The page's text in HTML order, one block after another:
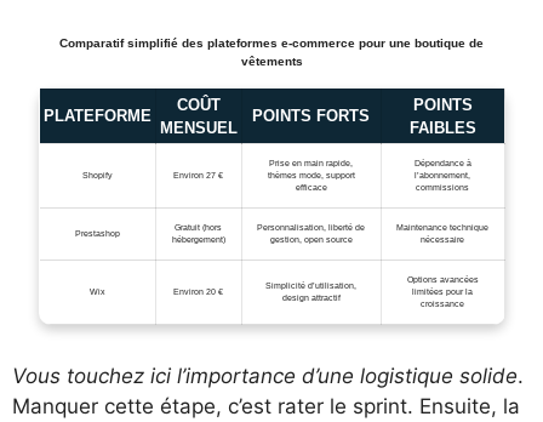
Comparatif simplifié des plateformes e-commerce pour une boutique de
vêtements
PLATEFORME
COÛT
MENSUEL
POINTS FORTS
POINTS
FAIBLES
Shopify Environ 27 €
Prise en main rapide,
thèmes mode, support
efficace
Dépendance à
l’abonnement,
commissions
Prestashop
Gratuit (hors
hébergement)
Personnalisation, liberté de
gestion, open source
Maintenance technique
nécessaire
Wix Environ 20 €
Simplicité d’utilisation,
design attractif
Options avancées
limitées pour la
croissance
Vous touchez ici l’importance d’une logistique solide.
Manquer cette étape, c’est rater le sprint. Ensuite, la